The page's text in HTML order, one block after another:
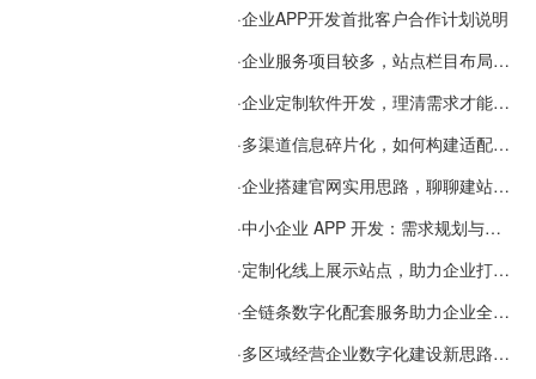
·企业APP开发首批客户合作计划说明
·企业服务项目较多，站点栏目布局规划参考思路
·企业定制软件开发，理清需求才能提升数字化落地效率
·多渠道信息碎片化，如何构建适配 AI 检索的品牌信息源
·企业搭建官网实用思路，聊聊建站容易忽视的问题
·中小企业 APP 开发：需求规划与项目落地避坑经验分享
·定制化线上展示站点，助力企业打通线上经营渠道
·全链条数字化配套服务助力企业全域线上经营
·多区域经营企业数字化建设新思路：多端载体与地域检索一体化落地思路分享